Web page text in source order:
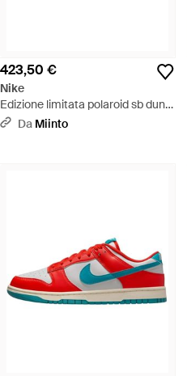
423,50 €
Nike
Edizione limitata polaroid sb dunk
low - Blu
Da Miinto